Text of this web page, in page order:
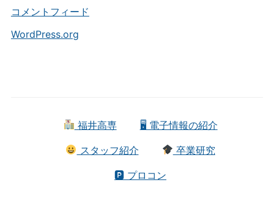
コメントフィード
WordPress.org
福井高専 🖥 電子情報の紹介
スタッフ紹介 卒業研究
🅿 プロコン